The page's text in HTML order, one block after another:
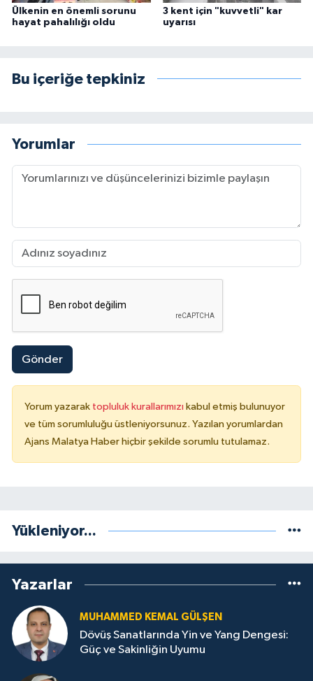
Ülkenin en önemli sorunu
hayat pahalılığı oldu
3 kent için "kuvvetli" kar
uyarısı
Bu içeriğe tepkiniz
Yorumlar
Gönder
Yorum yazarak topluluk kurallarımızı kabul etmiş bulunuyor
ve tüm sorumluluğu üstleniyorsunuz. Yazılan yorumlardan
Ajans Malatya Haber hiçbir şekilde sorumlu tutulamaz.
Yükleniyor...
Yazarlar
MUHAMMED KEMAL GÜLŞEN
Dövüş Sanatlarında Yin ve Yang Dengesi:
Güç ve Sakinliğin Uyumu